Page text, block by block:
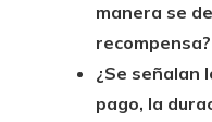
manera se
recompensa?
¿Se señalan
pago, la